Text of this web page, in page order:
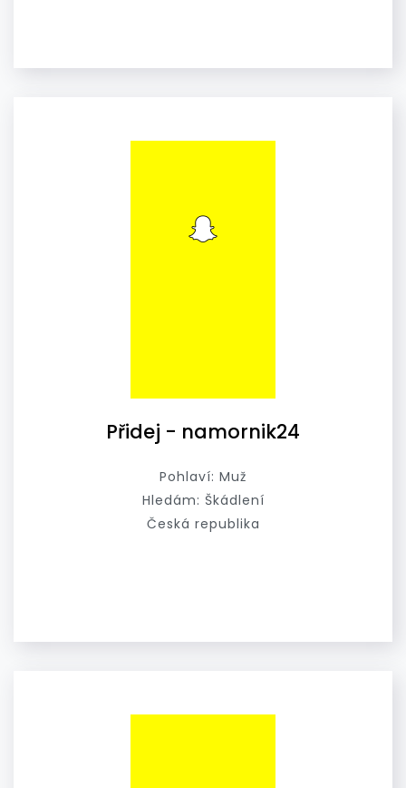
Přidej - namornik24
Pohlaví: Muž
Hledám: Škádlení
Česká republika